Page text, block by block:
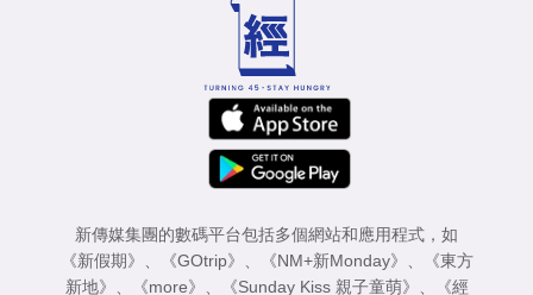
新傳媒集團的數碼平台包括多個網站和應用程式，如
《新假期》
《GOtrip》 《NM+新Monday》
《東方
新地》
《more》 《Sunday Kiss 親子童萌》
《經